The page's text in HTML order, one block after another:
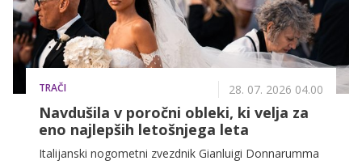
TRAČI 28. 07. 2026 04.00
Navdušila v poročni obleki, ki velja za
eno najlepših letošnjega leta
Italijanski nogometni zvezdnik Gianluigi Donnarumma